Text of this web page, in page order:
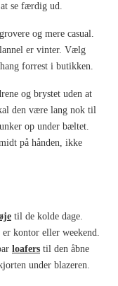
se færdig ud.
og mere casual.
er vinter. Vælg
forrest i butikken.
og brystet uden at
den være lang nok til
op under bæltet.
på hånden, ikke
til de kolde dage.
kontor eller weekend.
loafers til den åbne
under blazeren.